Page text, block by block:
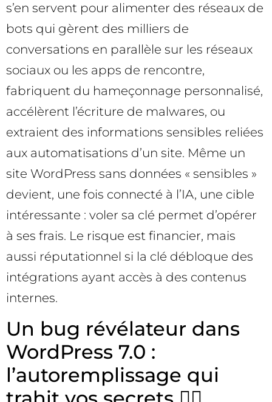
s’en servent pour alimenter des réseaux de
bots qui gèrent des milliers de
conversations en parallèle sur les réseaux
sociaux ou les apps de rencontre,
fabriquent du hameçonnage personnalisé,
accélèrent l’écriture de malwares, ou
extraient des informations sensibles reliées
aux automatisations d’un site. Même un
site WordPress sans données « sensibles »
devient, une fois connecté à l’IA, une cible
intéressante : voler sa clé permet d’opérer
à ses frais. Le risque est financier, mais
aussi réputationnel si la clé débloque des
intégrations ayant accès à des contenus
internes.
Un bug révélateur dans
WordPress 7.0 :
l’autoremplissage qui